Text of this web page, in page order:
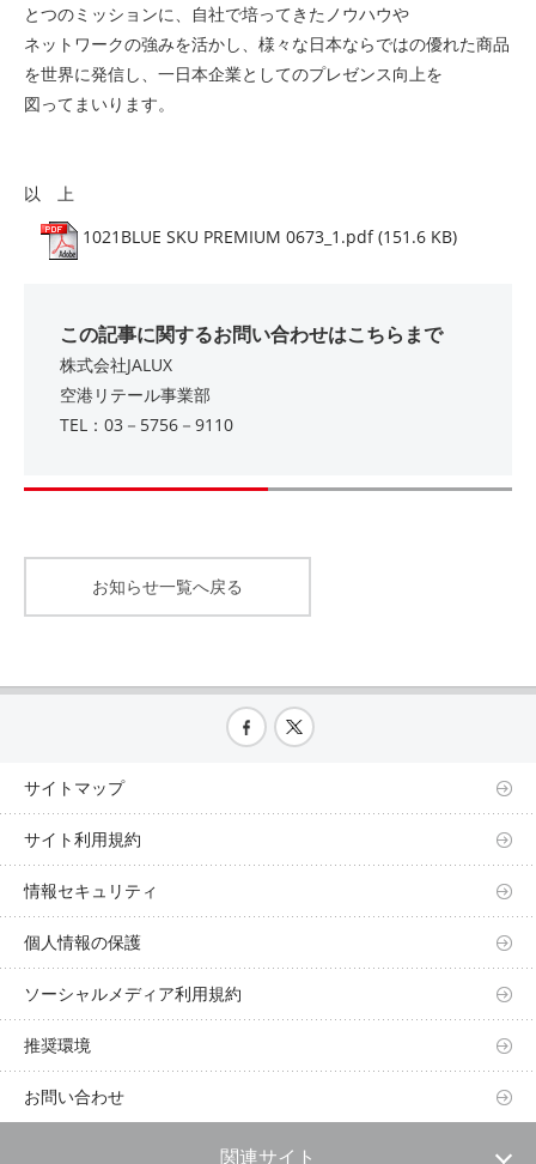
とつのミッションに、自社で培ってきたノウハウや
ネットワークの強みを活かし、様々な日本ならではの優れた商品
を世界に発信し、一日本企業としてのプレゼンス向上を
図ってまいります。
以 上
1021BLUE SKU PREMIUM 0673_1.pdf (151.6 KB)
この記事に関するお問い合わせはこちらまで
株式会社JALUX
空港リテール事業部
TEL：03－5756－9110
お知らせ一覧へ戻る
サイトマップ
サイト利用規約
情報セキュリティ
個人情報の保護
ソーシャルメディア利用規約
推奨環境
お問い合わせ
関連サイト